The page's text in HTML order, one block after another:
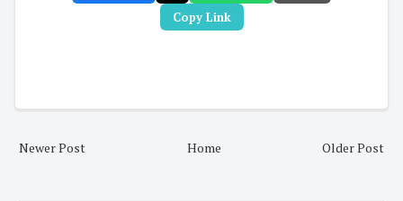
Copy Link
Newer Post Older Post
Home